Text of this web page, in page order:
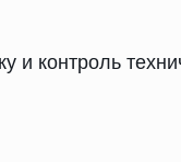
контроль